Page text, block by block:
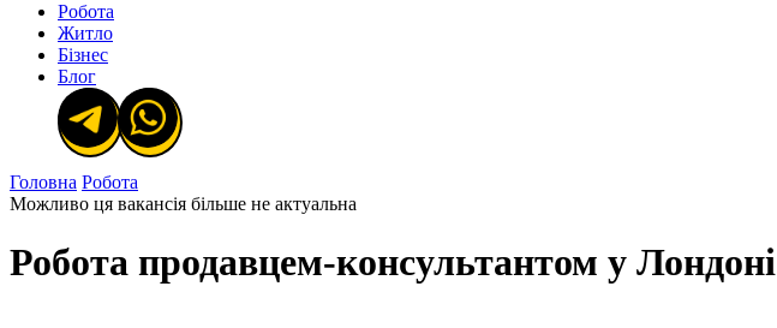
Робота
Житло
Бізнес
Блог
Головна Робота
Можливо ця вакансія більше не актуальна
Робота продавцем-консультантом у Лондоні